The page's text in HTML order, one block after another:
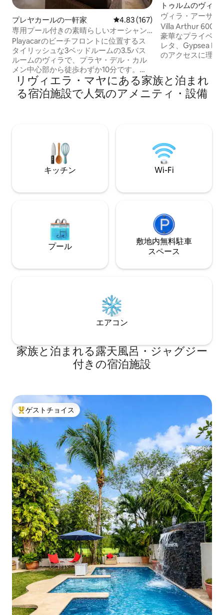
プレヤカールの一軒家 レビュー167件、5つ星中4.83つ
4.83 (167)
専用プール付きの素晴らしいオーシャン
フロントの家
Playacarのビーチフロントに位置するス
タイリッシュな3ベッドルームの3.5バス
ルームのヴィラで、プラヤ・デル・カル
メン中心部から徒歩わずか10分です。
Casa Martiniは専用屋外プール、無料Wi -
Fi、設備の整ったキッチン、ランドリー、
無料駐車場を提供しています Casa
ー、冷蔵庫、電子レンジ、コーヒーメー
カーが備わります。
トゥルムのヴィラ
ヴィラ・アーサ
スタッフ
Villa Arthur 600は
豪華なプライベー
レタ、Gypsea
のアクセスに理想
プールを見下ろ
ースイート、プロ
広いリビングルー
ご利用いただけま
リヴィエラ・マヤにある家族と泊まれ
る宿泊施設で人気のアメニティ・設備
キッチン Wi-Fi
プール
敷地内無料駐⁠車
ス⁠ペ⁠ー⁠ス
エアコン
家族と泊まれる露天風呂・ジャグジー
付きの宿泊施設
大好評のゲストチョイスです。
ゲストチョイス